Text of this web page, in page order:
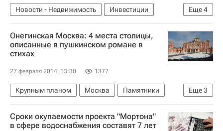
Еще4
Новости - Недвижимость
Инвестиции
ЖКХ
Инфраструктура
Московская область (Подмосковье)
Россия
Онегинская Москва: 4 места столицы,
описанные в пушкинском романе в
стихах
27 февраля 2014, 13:30 1377
Еще3
Крупным планом Москва
Памятники
Архитектура
Россия
Аналитика – РИА Недвижимость
Сроки окупаемости проекта "Мортона"
в сфере водоснабжения составят 7 лет